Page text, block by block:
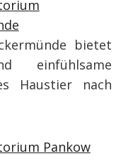
bietet
einfühlsame
Haustier nach
Pankow